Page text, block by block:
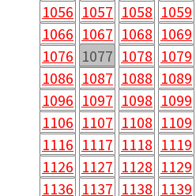
1056 1057 1058 1059
1066 1067 1068 1069
1076 1077 1078 1079
1086 1087 1088 1089
1096 1097 1098 1099
1106 1107 1108 1109
1116 1117 1118 1119
1126 1127 1128 1129
1136 1137 1138 1139